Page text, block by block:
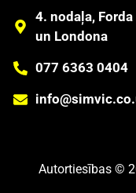
4. nodaļa,
un Londona
077 6363 0404
Autortiesības ©